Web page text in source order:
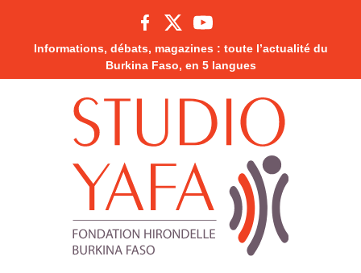
Informations, débats, magazines : toute l’actualité du
Burkina Faso, en 5 langues